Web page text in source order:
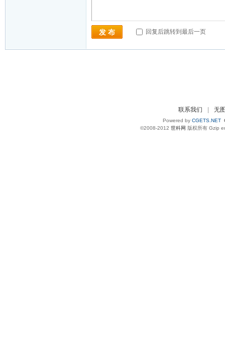
发 布 回复后跳转到最后一页
联系我们 无
Powered by CGETS.NET
©2008-2012 世科网 版权所有 Gzip